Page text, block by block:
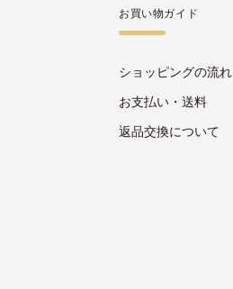
お買い物ガイド
ショッピングの流れ
お支払い・送料
返品交換について